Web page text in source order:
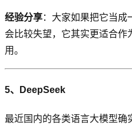
经验分享：大家如果把它当成
会比较失望，它其实更适合
用。
5、DeepSeek
最近国内的各类语言大模型确